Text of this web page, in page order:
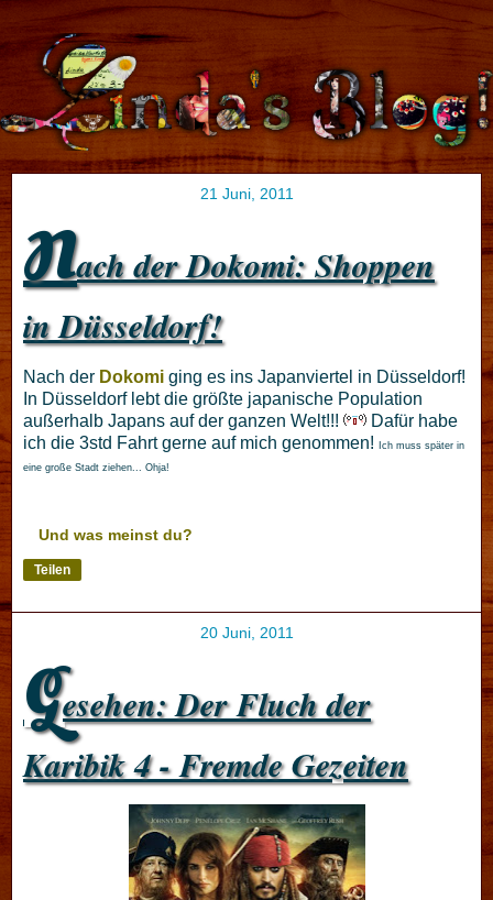
21 Juni, 2011
Nach der Dokomi: Shoppen
in Düsseldorf!
Nach der Dokomi ging es ins Japanviertel in Düsseldorf!
In Düsseldorf lebt die größte japanische Population
außerhalb Japans auf der ganzen Welt!!!
Dafür habe
ich die 3std Fahrt gerne auf mich genommen!
Ich muss später in
eine große Stadt ziehen... Ohja!
Und was meinst du?
Teilen
20 Juni, 2011
Gesehen: Der Fluch der
Karibik 4 - Fremde Gezeiten